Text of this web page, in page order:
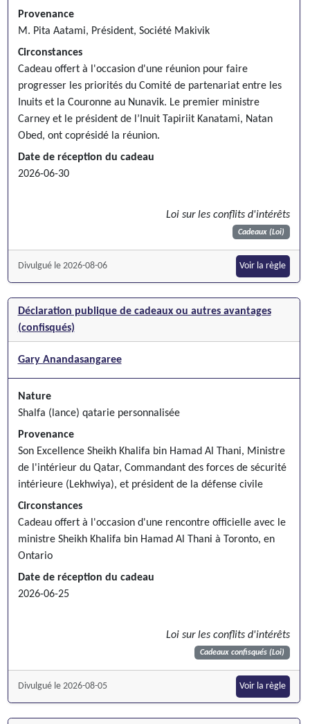
Provenance
M. Pita Aatami, Président, Société Makivik
Circonstances
Cadeau offert à l'occasion d'une réunion pour faire
progresser les priorités du Comité de partenariat entre les
Inuits et la Couronne au Nunavik. Le premier ministre
Carney et le président de l’Inuit Tapiriit Kanatami, Natan
Obed, ont coprésidé la réunion.
Date de réception du cadeau
2026-06-30
Loi sur les conflits d'intérêts
Cadeaux (Loi)
Divulgué le 2026-08-06 Voir la règle
Déclaration publique de cadeaux ou autres avantages
(confisqués)
Gary Anandasangaree
Nature
Shalfa (lance) qatarie personnalisée
Provenance
Son Excellence Sheikh Khalifa bin Hamad Al Thani, Ministre
de l'intérieur du Qatar, Commandant des forces de sécurité
intérieure (Lekhwiya), et président de la défense civile
Circonstances
Cadeau offert à l'occasion d'une rencontre officielle avec le
ministre Sheikh Khalifa bin Hamad Al Thani à Toronto, en
Ontario
Date de réception du cadeau
2026-06-25
Loi sur les conflits d'intérêts
Cadeaux confisqués (Loi)
Divulgué le 2026-08-05 Voir la règle